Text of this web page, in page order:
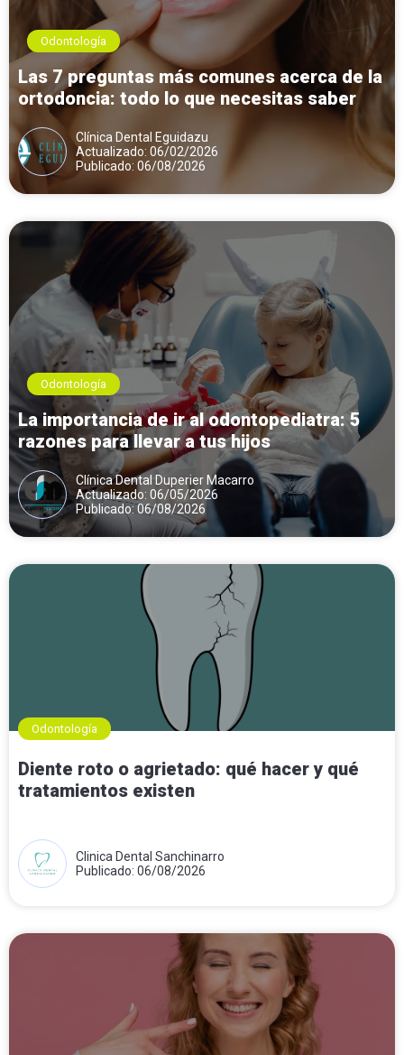
Odontología
Las 7 preguntas más comunes acerca de la
ortodoncia: todo lo que necesitas saber
Clínica Dental Eguidazu
Actualizado: 06/02/2026
Publicado: 06/08/2026
Odontología
La importancia de ir al odontopediatra: 5
razones para llevar a tus hijos
Clínica Dental Duperier Macarro
Actualizado: 06/05/2026
Publicado: 06/08/2026
Odontología
Diente roto o agrietado: qué hacer y qué
tratamientos existen
Clinica Dental Sanchinarro
Publicado: 06/08/2026